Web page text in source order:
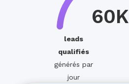
60K
leads
qualifiés
générés par
jour